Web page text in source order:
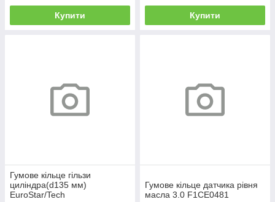
Купити Купити
Гумове кільце гільзи
циліндра(d135 мм)
EuroStar/Tech
Гумове кільце датчика рівня
масла 3.0 F1CE0481